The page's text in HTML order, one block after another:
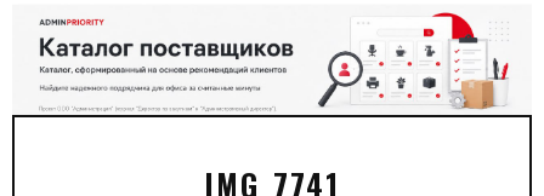
IMG_7741